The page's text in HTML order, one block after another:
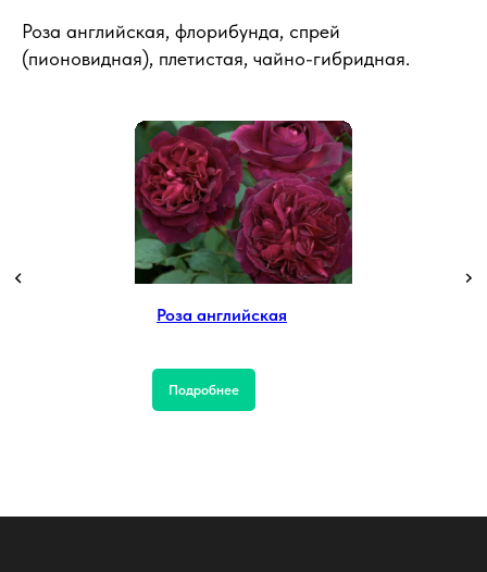
Роза английская, флорибунда, спрей
(пионовидная), плетистая, чайно-гибридная.
Роза английская
Подробнее